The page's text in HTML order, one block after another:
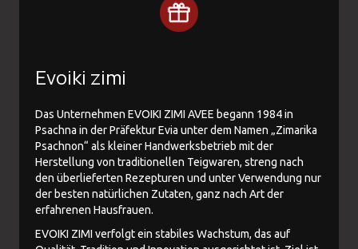
Evoiki zimi
Das Unternehmen EVOIKI ZIMI AVEE begann 1984 in
Psachna in der Präfektur Evia unter dem Namen „Zimarika
Psachnon“ als kleiner Handwerksbetrieb mit der
Herstellung von traditionellen Teigwaren, streng nach
den überlieferten Rezepturen und unter Verwendung nur
der besten natürlichen Zutaten, ganz nach Art der
erfahrenen Hausfrauen.
EVOIKI ZIMI verfolgt ein stabiles Wachstum, das auf